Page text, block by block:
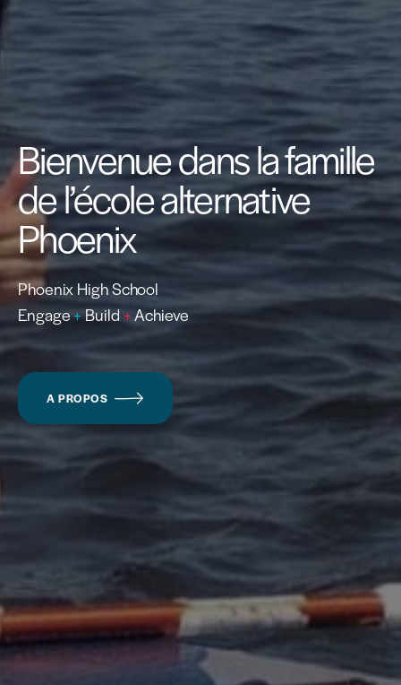
Bienvenue dans la famille
de l’école alternative
Phoenix
Phoenix High School
Engage+Build+Achieve
A PROPOS